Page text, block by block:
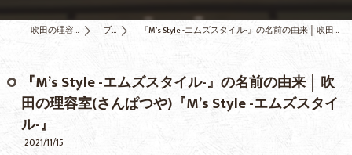
吹田の理容室はM's Style ブログ 『M’s Style -エムズスタイル-』の名前の由来 │ 吹田の理容室(さんぱつや)『M’s Style -エムズスタイル-』
『M’s Style -エムズスタイル-』の名前の由来 │ 吹
田の理容室(さんぱつや)『M’s Style -エムズスタイ
ル-』
2021/11/15